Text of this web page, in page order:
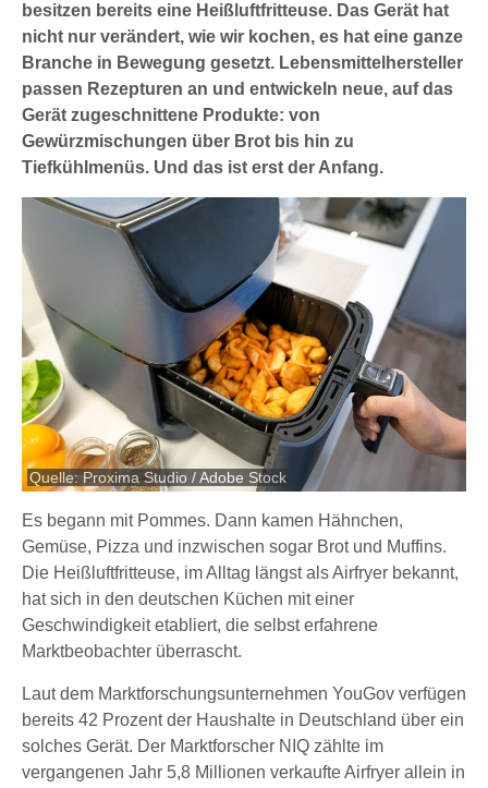
besitzen bereits eine Heißluftfritteuse. Das Gerät hat
nicht nur verändert, wie wir kochen, es hat eine ganze
Branche in Bewegung gesetzt. Lebensmittelhersteller
passen Rezepturen an und entwickeln neue, auf das
Gerät zugeschnittene Produkte: von
Gewürzmischungen über Brot bis hin zu
Tiefkühlmenüs. Und das ist erst der Anfang.
Quelle: Proxima Studio / Adobe Stock
Es begann mit Pommes. Dann kamen Hähnchen,
Gemüse, Pizza und inzwischen sogar Brot und Muffins.
Die Heißluftfritteuse, im Alltag längst als Airfryer bekannt,
hat sich in den deutschen Küchen mit einer
Geschwindigkeit etabliert, die selbst erfahrene
Marktbeobachter überrascht.
Laut dem Marktforschungsunternehmen YouGov verfügen
bereits 42 Prozent der Haushalte in Deutschland über ein
solches Gerät. Der Marktforscher NIQ zählte im
vergangenen Jahr 5,8 Millionen verkaufte Airfryer allein in